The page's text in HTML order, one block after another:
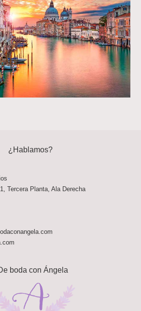
¿Hablamos?
Tercera Planta, Ala Derecha
boda con Ángela